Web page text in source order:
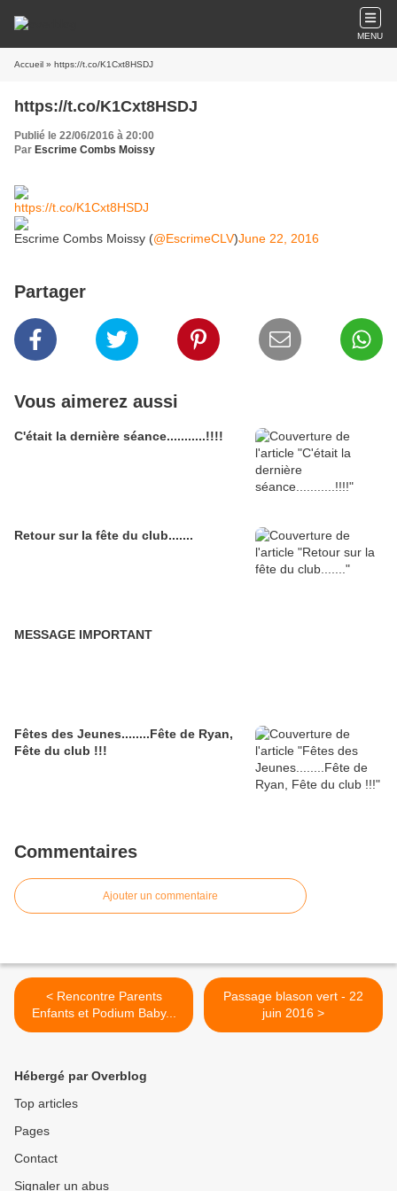
MENU
Accueil » https://t.co/K1Cxt8HSDJ
https://t.co/K1Cxt8HSDJ
Publié le 22/06/2016 à 20:00
Par Escrime Combs Moissy
https://t.co/K1Cxt8HSDJ
Escrime Combs Moissy (@EscrimeCLV)June 22, 2016
Partager
Vous aimerez aussi
C'était la dernière séance...........!!!!
Retour sur la fête du club.......
MESSAGE IMPORTANT
Fêtes des Jeunes........Fête de Ryan,
Fête du club !!!
Commentaires
Ajouter un commentaire
< Rencontre Parents
Enfants et Podium Baby...
Passage blason vert - 22
juin 2016 >
Hébergé par Overblog
Top articles
Pages
Contact
Signaler un abus